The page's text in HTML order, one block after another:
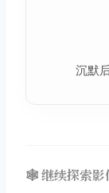
沉默
🕸️ 继续探索影